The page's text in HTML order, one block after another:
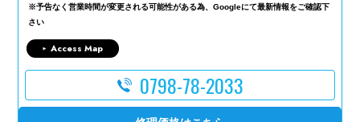
※予告なく営業時間が変更される可能性がある為、Googleにて最新情報をご確認下
さい
Access Map
0798-78-2033